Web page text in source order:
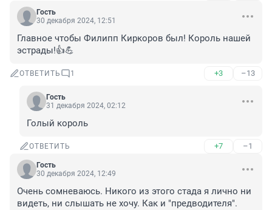
Гость
30 декабря 2024, 12:51
Главное чтобы Филипп Киркоров был! Король нашей
эстрады!👍💪
ОТВЕТИТЬ 1 +3 –13
Гость
31 декабря 2024, 02:12
Голый король
ОТВЕТИТЬ +7 –1
Гость
30 декабря 2024, 12:49
Очень сомневаюсь. Никого из этого стада я лично ни
видеть, ни слышать не хочу. Как и "предводителя".